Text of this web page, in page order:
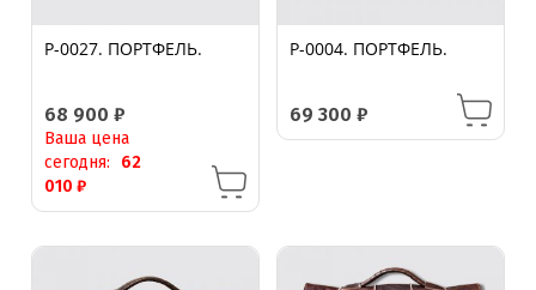
P-0027. ПОРТФЕЛЬ.
68 900₽
Ваша цена
сегодня:
62
010₽
P-0004. ПОРТФЕЛЬ.
69 300 ₽